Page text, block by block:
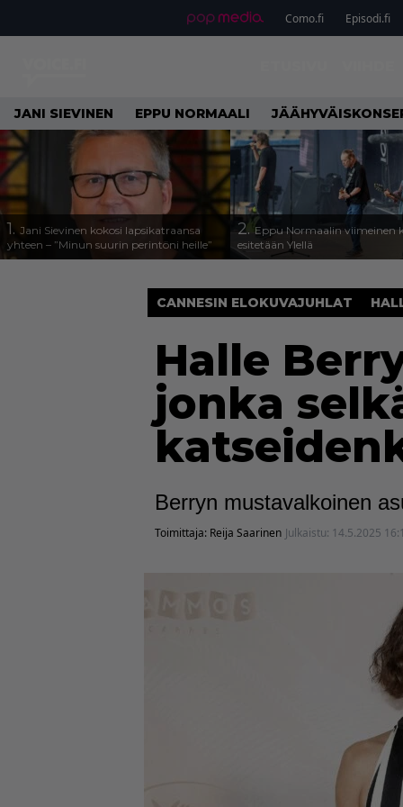
Como.fi Episodi.fi
JANI SIEVINEN EPPU NORMAALI
1. Jani Sievinen kokosi lapsikatraansa
yhteen – ”Minun suurin perintöni heille”
2. Eppu Normaalin viimeinen
esitetään Ylellä
CANNESIN ELOKUVAJUHLAT
Halle
jonka
Berryn mustavalkoinen
Toimittaja: Reija Saarinen Julkaistu: 14.5.2025